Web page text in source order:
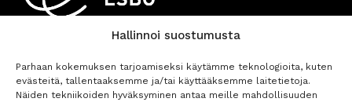
Hallinnoi suostumusta
Parhaan kokemuksen tarjoamiseksi käytämme teknologioita, kuten
evästeitä, tallentaaksemme ja/tai käyttääksemme laitetietoja.
Näiden tekniikoiden hyväksyminen antaa meille mahdollisuuden